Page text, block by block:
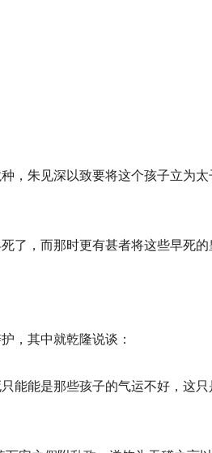
，朱见深以致要将这个孩子立为
，而那时更有甚者将这些早死的
，其中就乾隆说谈：
能能是那些孩子的气运不好，这